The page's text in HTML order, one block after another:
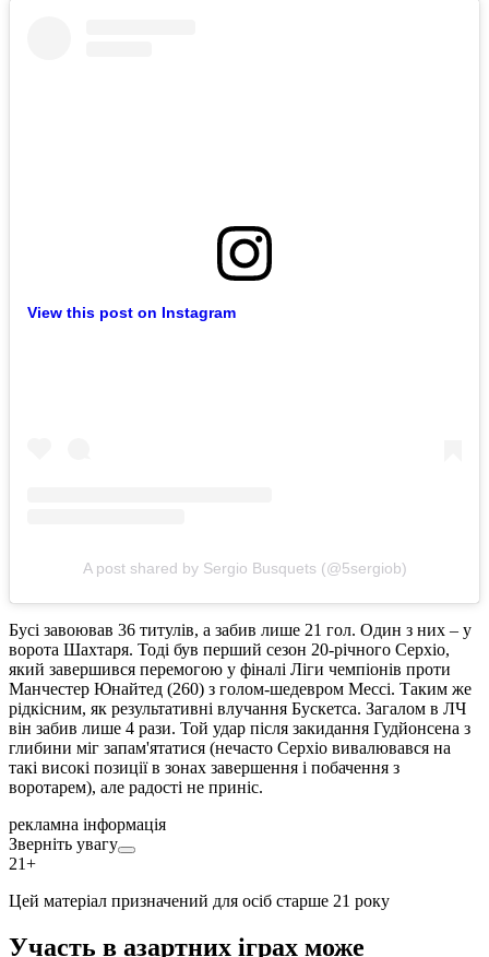
View this post on Instagram
A post shared by Sergio Busquets (@5sergiob)
Бусі завоював 36 титулів, а забив лише 21 гол. Один з них – у
ворота Шахтаря. Тоді був перший сезон 20-річного Серхіо,
який завершився перемогою у фіналі Ліги чемпіонів проти
Манчестер Юнайтед (260) з голом-шедевром Мессі. Таким же
рідкісним, як результативні влучання Бускетса. Загалом в ЛЧ
він забив лише 4 рази. Той удар після закидання Гудйонсена з
глибини міг запам'ятатися (нечасто Серхіо вивалювався на
такі високі позиції в зонах завершення і побачення з
воротарем), але радості не приніс.
рекламна інформація
Зверніть увагу
21+
Цей матеріал призначений для осіб старше 21 року
Участь в азартних іграх може